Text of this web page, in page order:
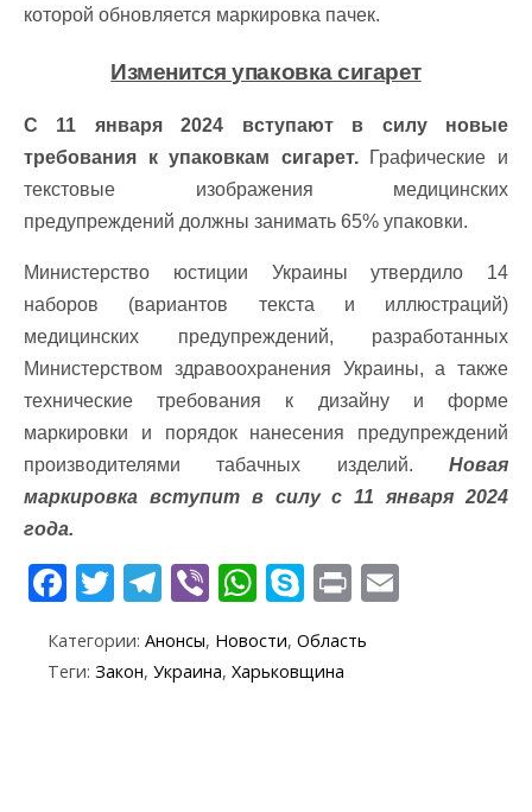
которой обновляется маркировка пачек.
Изменится упаковка сигарет
С 11 января 2024 вступают в силу новые
требования к упаковкам сигарет.Графические и
текстовые изображения медицинских
предупреждений должны занимать 65% упаковки.
Министерство юстиции Украины утвердило 14
наборов (вариантов текста и иллюстраций)
медицинских предупреждений, разработанных
Министерством здравоохранения Украины, а также
технические требования к дизайну и форме
маркировки и порядок нанесения предупреждений
производителями табачных изделий. Новая
маркировка вступит в силу с 11 января 2024
года.
F
e
T
itt
er
T
e
gr
Vi
er
W
at
S
k
y
p
Pr
t
Категории: Анонсы, Новости, Область
Теги: Закон, Украина, Харьковщина